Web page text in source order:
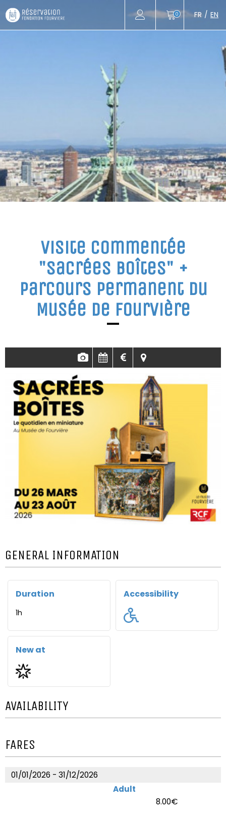
0 FR EN
Visite commentée
"Sacrées Boîtes" +
parcours permanent du
Musée de Fourvière
GENERAL INFORMATION
Duration
1h
Accessibility
New at
AVAILABILITY
FARES
01/01/2026 - 31/12/2026
Adult
8.00€